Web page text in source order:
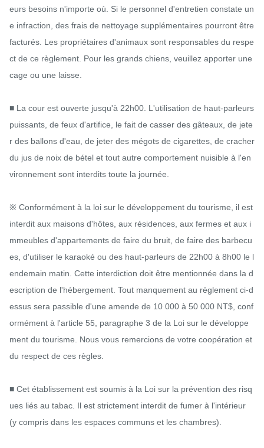
eurs besoins n'importe où. Si le personnel d'entretien constate un
e infraction, des frais de nettoyage supplémentaires pourront être
facturés. Les propriétaires d'animaux sont responsables du respe
ct de ce règlement. Pour les grands chiens, veuillez apporter une
cage ou une laisse.
■ La cour est ouverte jusqu'à 22h00. L'utilisation de haut-parleurs
puissants, de feux d'artifice, le fait de casser des gâteaux, de jete
r des ballons d'eau, de jeter des mégots de cigarettes, de cracher
du jus de noix de bétel et tout autre comportement nuisible à l'en
vironnement sont interdits toute la journée.
※ Conformément à la loi sur le développement du tourisme, il est
interdit aux maisons d'hôtes, aux résidences, aux fermes et aux i
mmeubles d'appartements de faire du bruit, de faire des barbecu
es, d'utiliser le karaoké ou des haut-parleurs de 22h00 à 8h00 le l
endemain matin. Cette interdiction doit être mentionnée dans la d
escription de l'hébergement. Tout manquement au règlement ci-d
essus sera passible d'une amende de 10 000 à 50 000 NT$, conf
ormément à l'article 55, paragraphe 3 de la Loi sur le développe
ment du tourisme. Nous vous remercions de votre coopération et
du respect de ces règles.
■ Cet établissement est soumis à la Loi sur la prévention des risq
ues liés au tabac. Il est strictement interdit de fumer à l'intérieur
(y compris dans les espaces communs et les chambres).